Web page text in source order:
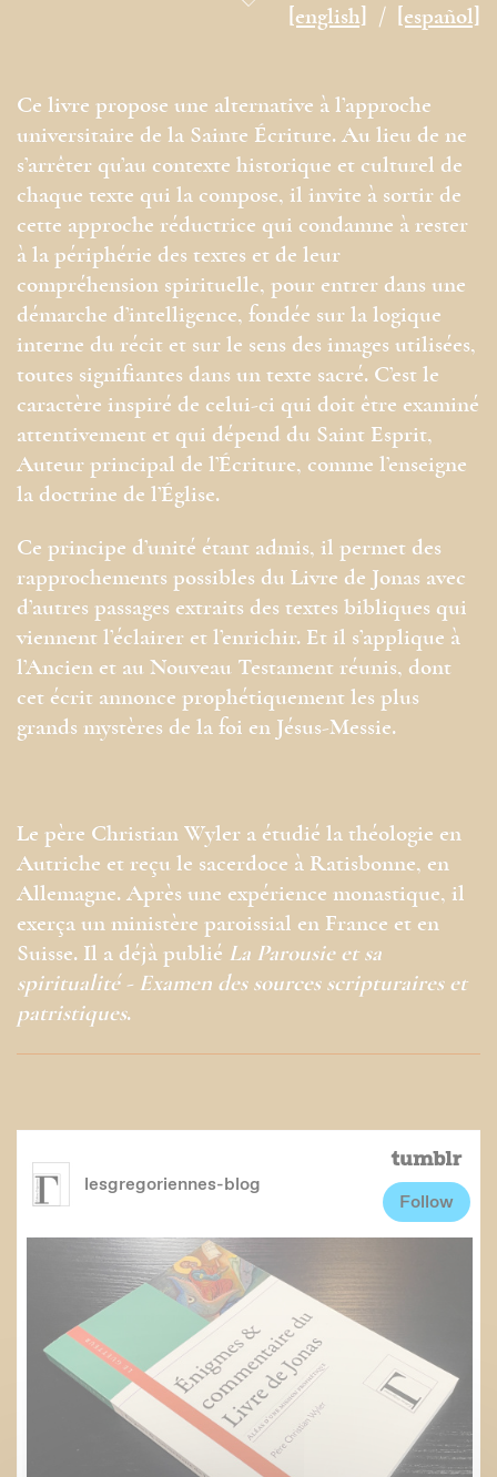
[english] [español]
Ce livre propose une alternative à l’approche
universitaire de la Sainte Écriture. Au lieu de ne
s’arrêter qu’au contexte historique et culturel de
chaque texte qui la compose, il invite à sortir de
cette approche réductrice qui condamne à rester
à la périphérie des textes et de leur
compréhension spirituelle, pour entrer dans une
démarche d’intelligence, fondée sur la logique
interne du récit et sur le sens des images utilisées,
toutes signifiantes dans un texte sacré. C’est le
caractère inspiré de celui-ci qui doit être examiné
attentivement et qui dépend du Saint Esprit,
Auteur principal de l’Écriture, comme l’enseigne
la doctrine de l’Église.
Ce principe d’unité étant admis, il permet des
rapprochements possibles du Livre de Jonas avec
d’autres passages extraits des textes bibliques qui
viennent l’éclairer et l’enrichir. Et il s’applique à
l’Ancien et au Nouveau Testament réunis, dont
cet écrit annonce prophétiquement les plus
grands mystères de la foi en Jésus-Messie.
Le père Christian Wyler a étudié la théologie en
Autriche et reçu le sacerdoce à Ratisbonne, en
Allemagne. Après une expérience monastique, il
exerça un ministère paroissial en France et en
Suisse. Il a déjà publié La Parousie et sa
spiritualité - Examen des sources scripturaires et
patristiques.